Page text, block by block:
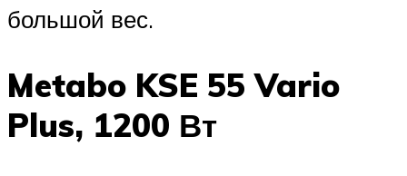
большой вес.
Metabo KSE 55 Vario
Plus, 1200 Вт